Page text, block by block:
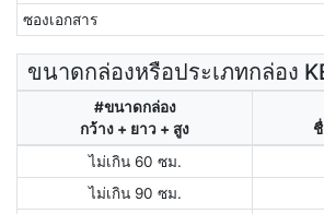
ซองเอกสาร
ขนาดกล่องหรือประเภทกล่อง
#ขนาดกล่อง
กว้าง + ยาว + สูง
ไม่เกิน 60 ซม.
ไม่เกิน 90 ซม.